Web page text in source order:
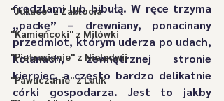
"Jukace" z Zabłocia
"Kamieńcoki" z Milówki
"Pietrasianie" z Nieledwii
"Pawliczanie" z Lalik
frędzlami lub bibułą. W ręce trzyma
„packę” – drewniany, ponacinany
przedmiot, którym uderza po udach,
kolanach, zewnętrznej stronie
kierpiec, a często bardzo delikatnie
córki gospodarza. Jest to jakby